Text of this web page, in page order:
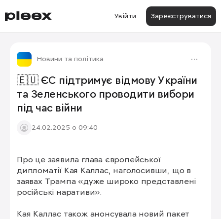
Увійти Зареєструватися
Новини та політика
🇪🇺 ЄС підтримує відмову України
та Зеленського проводити вибори
під час війни
24.02.2025 о 09:40
Про це заявила глава європейської
дипломатії Кая Каллас, наголосивши, що в
заявах Трампа «дуже широко представлені
російські наративи».
Кая Каллас також анонсувала новий пакет